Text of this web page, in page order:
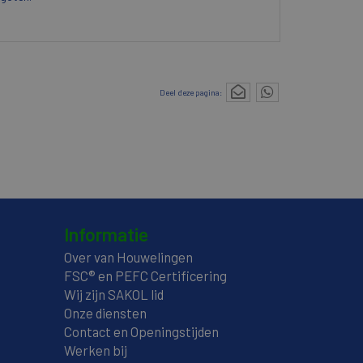
Deel deze pagina:
Informatie
Over van Houwelingen
FSC® en PEFC Certificering
Wij zijn SAKOL lid
Onze diensten
Contact en Openingstijden
Werken bij